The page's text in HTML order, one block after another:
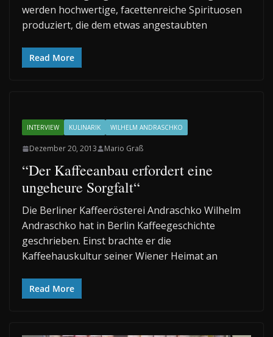
werden hochwertige, facettenreiche Spirituosen
produziert, die dem etwas angestaubten
Read More
INTERVIEW KULINARIK WILHELM ANDRASCHKO
Dezember 20, 2013 Mario Graß
“Der Kaffeeanbau erfordert eine
ungeheure Sorgfalt“
Die Berliner Kaffeerösterei Andraschko Wilhelm
Andraschko hat in Berlin Kaffeegeschichte
geschrieben. Einst brachte er die
Kaffeehauskultur seiner Wiener Heimat an
Read More